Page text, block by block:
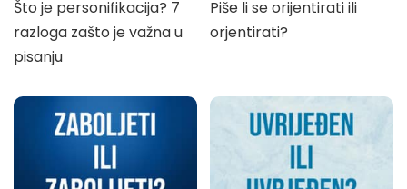
Što je personifikacija? 7
razloga zašto je važna u
pisanju
Piše li se orijentirati ili
orjentirati?